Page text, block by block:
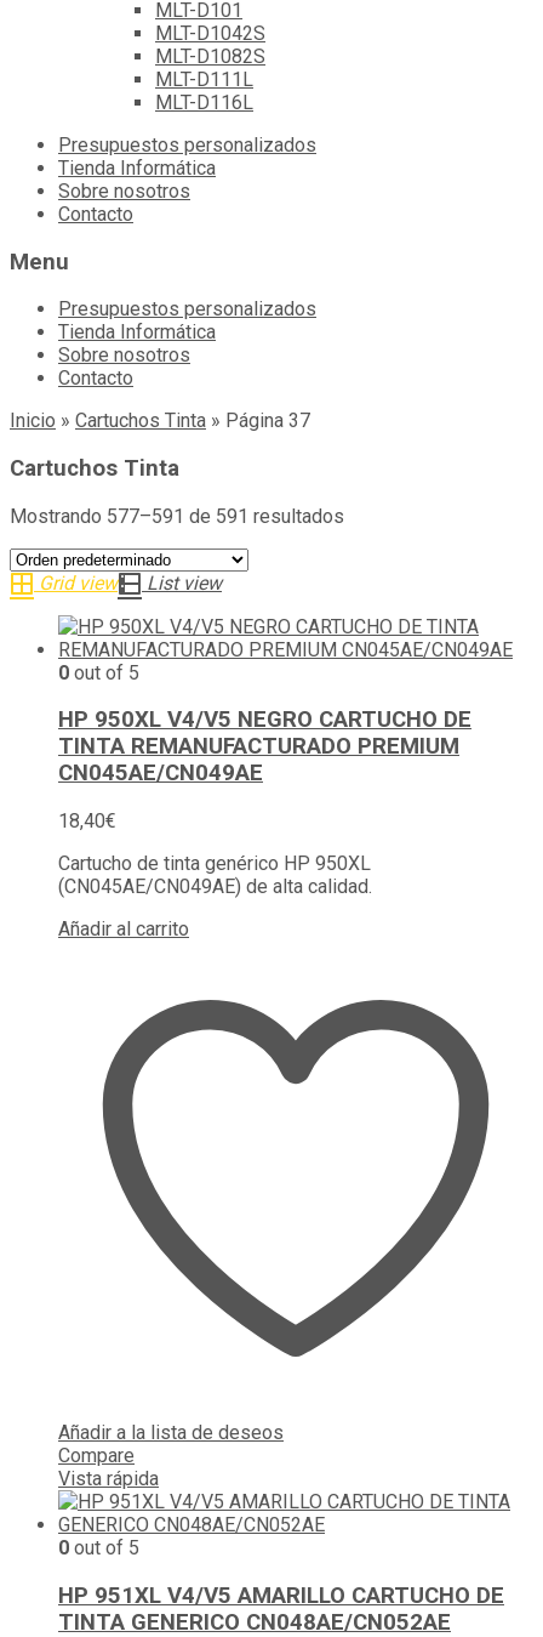
MLT-D101
MLT-D1042S
MLT-D1082S
MLT-D111L
MLT-D116L
Skip
content
Presupuestos personalizados
Tienda Informática
Sobre nosotros
Contacto
Menu
Presupuestos personalizados
Tienda Informática
Sobre nosotros
Contacto
Inicio » Cartuchos Tinta » Página 37
Cartuchos Tinta
Mostrando 577–591 de 591 resultados
Grid view List view
0 out of 5
HP 950XL V4/V5 NEGRO CARTUCHO DE
TINTA REMANUFACTURADO PREMIUM
CN045AE/CN049AE
18,40€
Cartucho de tinta genérico HP 950XL
(CN045AE/CN049AE) de alta calidad.
Añadir al carrito
Añadir a la lista de deseos
Compare
Vista rápida
0 out of 5
HP 951XL V4/V5 AMARILLO CARTUCHO DE
TINTA GENERICO CN048AE/CN052AE